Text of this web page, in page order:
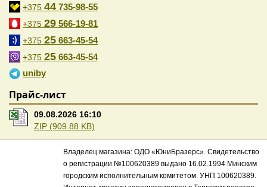
+375 44 735-98-55
+375 29 566-19-81
+375 25 663-45-54
+375 25 663-45-54
uniby
Прайс-лист
09.08.2026 16:10
ZIP (909.88 KB)
Владелец магазина: ОДО «ЮниБразерс». Свидетельство
о регистрации №100620389 выдано 16.02.1994 Минским
городским исполнительным комитетом. УНП 100620389.